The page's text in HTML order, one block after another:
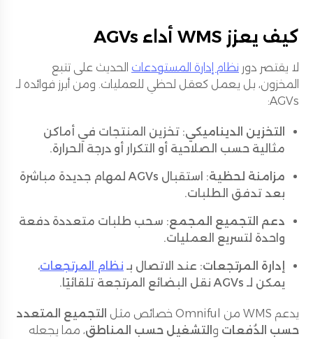
كيف يعزز WMS أداء AGVs
لا يقتصر دور نظام إدارة المستودعات الحديث على تتبع
المخزون، بل يعمل كعقل لحظي للعمليات. ومن أبرز فوائده لـ
AGVs:
التخزين الديناميكي: تخزين المنتجات في أماكن
مثالية حسب الصلاحية أو التكرار أو درجة الحرارة.
مزامنة لحظية
: استقبال AGVs لمهام جديدة مباشرة
بعد تدفق الطلبات.
دعم التجميع المجمع: سحب طلبات متعددة دفعة
واحدة لتسريع العمليات.
إدارة المرتجعات: عند الاتصال بـ نظام المرتجعات،
يمكن لـ AGVs نقل البضائع المرتجعة تلقائيًا.
يدعم WMS من Omniful خصائص مثل
التجميع المتعدد
حسب الدُفعات و التشغيل حسب المناطق، مما يجعله